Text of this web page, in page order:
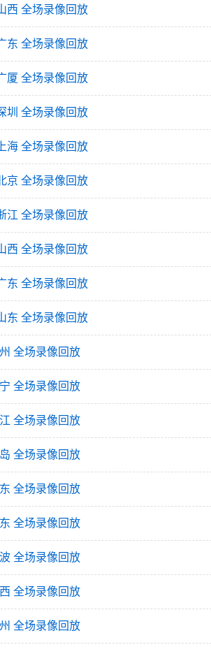
西 全场录像回放
东 全场录像回放
厦 全场录像回放
圳 全场录像回放
海 全场录像回放
京 全场录像回放
江 全场录像回放
西 全场录像回放
东 全场录像回放
东 全场录像回放
全场录像回放
全场录像回放
全场录像回放
全场录像回放
全场录像回放
全场录像回放
全场录像回放
全场录像回放
全场录像回放